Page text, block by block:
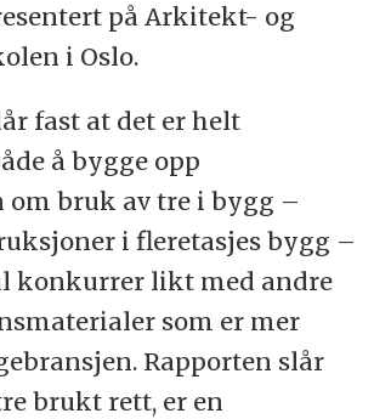
på Arkitekt- og
i Oslo.
fast at det er helt
å bygge opp
bruk av tre i bygg –
i fleretasjes bygg –
konkurrer likt med andre
som er mer
Rapporten slår
brukt rett, er en